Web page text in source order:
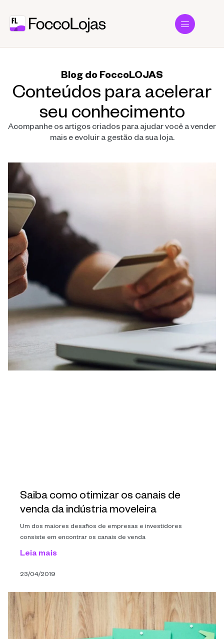
Blog do FoccoLOJAS
Conteúdos para acelerar
seu conhecimento
Acompanhe os artigos criados para ajudar você a vender
mais e evoluir a gestão da sua loja.
Saiba como otimizar os canais de
venda da indústria moveleira
Um dos maiores desafios de empresas e investidores
consiste em encontrar os canais de venda
Leia mais
23/04/2019